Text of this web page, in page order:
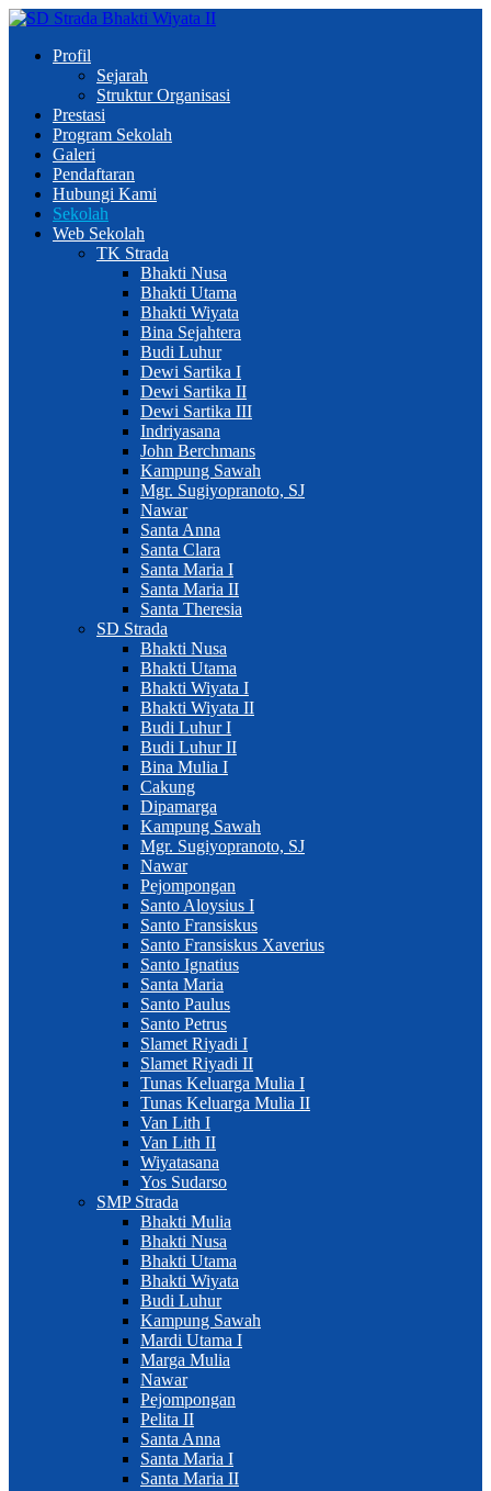
Profil
Sejarah
Struktur Organisasi
Prestasi
Program Sekolah
Galeri
Pendaftaran
Hubungi Kami
Sekolah
Web Sekolah
TK Strada
Bhakti Nusa
Bhakti Utama
Bhakti Wiyata
Bina Sejahtera
Budi Luhur
Dewi Sartika I
Dewi Sartika II
Dewi Sartika III
Indriyasana
John Berchmans
Kampung Sawah
Mgr. Sugiyopranoto, SJ
Nawar
Santa Anna
Santa Clara
Santa Maria I
Santa Maria II
Santa Theresia
SD Strada
Bhakti Nusa
Bhakti Utama
Bhakti Wiyata I
Bhakti Wiyata II
Budi Luhur I
Budi Luhur II
Bina Mulia I
Cakung
Dipamarga
Kampung Sawah
Mgr. Sugiyopranoto, SJ
Nawar
Pejompongan
Santo Aloysius I
Santo Fransiskus
Santo Fransiskus Xaverius
Santo Ignatius
Santa Maria
Santo Paulus
Santo Petrus
Slamet Riyadi I
Slamet Riyadi II
Tunas Keluarga Mulia I
Tunas Keluarga Mulia II
Van Lith I
Van Lith II
Wiyatasana
Yos Sudarso
SMP Strada
Bhakti Mulia
Bhakti Nusa
Bhakti Utama
Bhakti Wiyata
Budi Luhur
Kampung Sawah
Mardi Utama I
Marga Mulia
Nawar
Pejompongan
Pelita II
Santa Anna
Santa Maria I
Santa Maria II